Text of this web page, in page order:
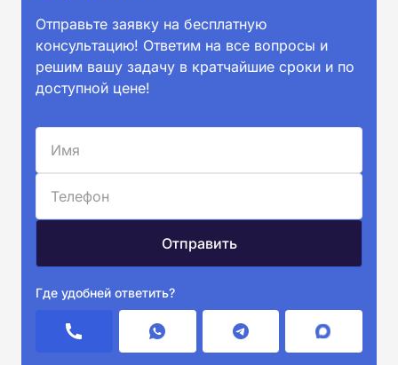
Отправьте заявку на бесплатную
консультацию! Ответим на все вопросы и
решим вашу задачу в кратчайшие сроки и по
доступной цене!
Где удобней ответить?